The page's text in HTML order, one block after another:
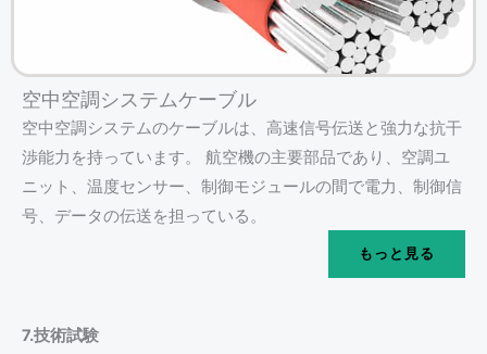
空中空調システムケーブル
空中空調システムのケーブルは、高速信号伝送と強力な抗干
渉能力を持っています。 航空機の主要部品であり、空調ユ
ニット、温度センサー、制御モジュールの間で電力、制御信
号、データの伝送を担っている。
もっと見る
7.技術試験